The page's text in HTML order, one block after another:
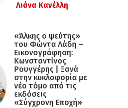
Λιάνα Κανέλλη
«Άλκης ο ψεύτης»
του Φώντα Λάδη –
Εικονογράφηση:
Κωνσταντίνος
Ρουγγέρης | Ξανά
στην κυκλοφορία με
νέο τόμο από τις
εκδόσεις
«Σύγχρονη Εποχή»